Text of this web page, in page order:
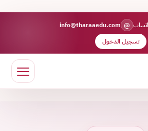
@
info@tharaaedu.com
تسجيل الدخول